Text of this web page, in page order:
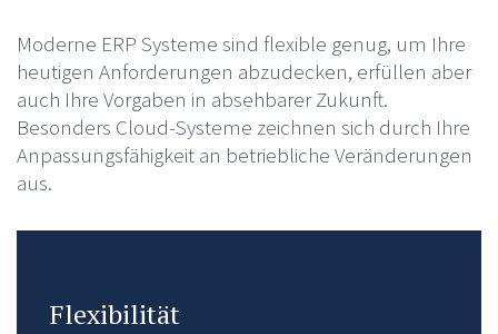
Moderne ERP Systeme sind flexible genug, um Ihre
heutigen Anforderungen abzudecken, erfüllen aber
auch Ihre Vorgaben in absehbarer Zukunft.
Besonders Cloud-Systeme zeichnen sich durch Ihre
Anpassungsfähigkeit an betriebliche Veränderungen
aus.
Flexibilität